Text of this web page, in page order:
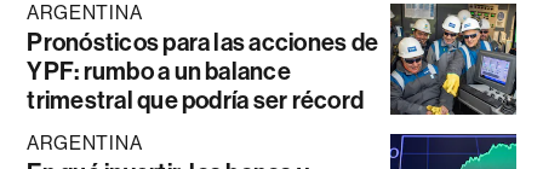
ARGENTINA
Pronósticos para las acciones de
YPF: rumbo a un balance
trimestral que podría ser récord
ARGENTINA